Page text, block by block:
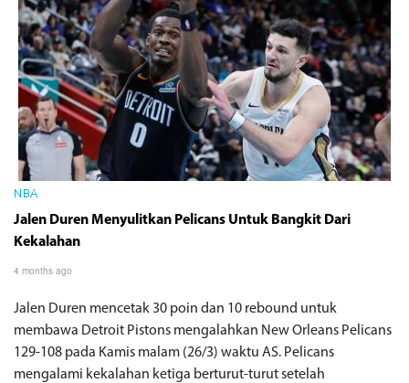
NBA
Jalen Duren Menyulitkan Pelicans Untuk Bangkit Dari
Kekalahan
4 months ago
Jalen Duren mencetak 30 poin dan 10 rebound untuk
membawa Detroit Pistons mengalahkan New Orleans Pelicans
129-108 pada Kamis malam (26/3) waktu AS. Pelicans
mengalami kekalahan ketiga berturut-turut setelah